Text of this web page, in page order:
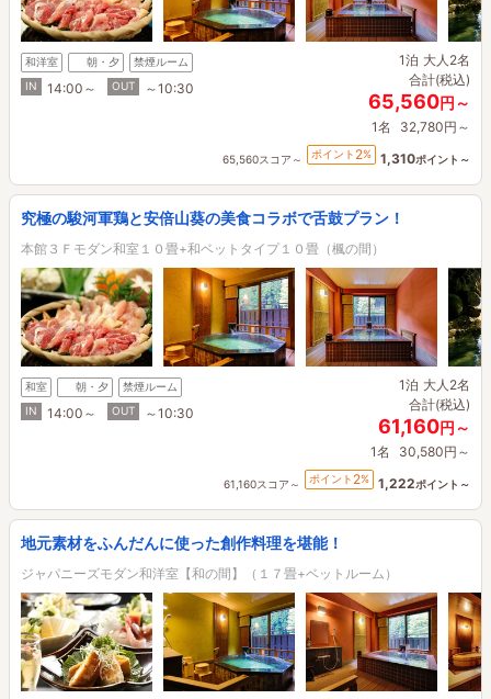
和洋室 朝・夕
禁煙ルーム
IN
14:00～ OUT ～10:30
1泊 大人2名
合計(税込)
65,560円～
1名 32,780円～
65,560スコア～ ポイント 2% 1,310ポイント～
究極の駿河軍鶏と安倍山葵の美食コラボで舌鼓プラン！
本館３Ｆモダン和室１０畳+和ベットタイプ１０畳（楓の間）
和室 朝・夕
禁煙ルーム
IN
14:00～ OUT ～10:30
1泊 大人2名
合計(税込)
61,160円～
1名 30,580円～
61,160スコア～ ポイント 2% 1,222ポイント～
地元素材をふんだんに使った創作料理を堪能！
ジャパニーズモダン和洋室【和の間】（１７畳+ベットルーム）